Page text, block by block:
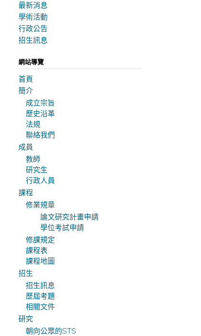
最新消息
學術活動
行政公告
招生訊息
網站導覽
首頁
簡介
成立宗旨
歷史沿革
法規
聯絡我們
成員
教師
研究生
行政人員
課程
修業規章
論文研究計畫申請
學位考試申請
修課規定
課程表
課程地圖
招生
招生訊息
歷屆考題
相關文件
研究
朝向公眾的STS